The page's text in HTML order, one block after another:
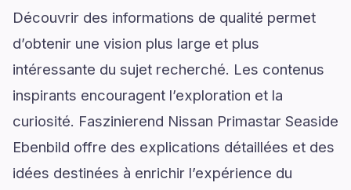
Découvrir des informations de qualité permet
d’obtenir une vision plus large et plus
intéressante du sujet recherché. Les contenus
inspirants encouragent l’exploration et la
curiosité. Faszinierend Nissan Primastar Seaside
Ebenbild offre des explications détaillées et des
idées destinées à enrichir l’expérience du